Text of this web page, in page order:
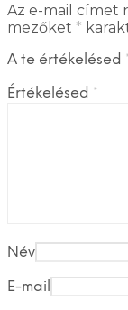
Az e-mail címet
mezőket *
A te értékelésed *
Értékelésed *
Név
E-mail